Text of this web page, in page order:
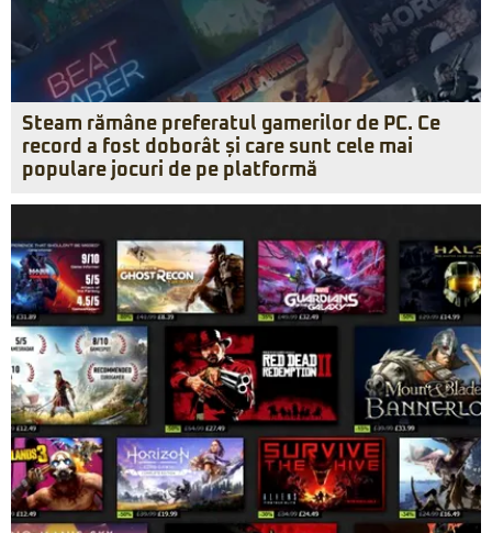
Steam rămâne preferatul gamerilor de PC. Ce
record a fost doborât și care sunt cele mai
populare jocuri de pe platformă